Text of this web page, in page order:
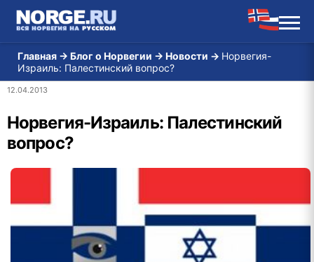
Главная → Блог о Норвегии → Новости → Норвегия-
Израиль: Палестинский вопрос?
12.04.2013
Норвегия-Израиль: Палестинский
вопрос?